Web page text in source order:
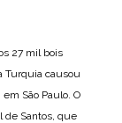
27 mil bois
Turquia causou
São Paulo. O
de Santos, que